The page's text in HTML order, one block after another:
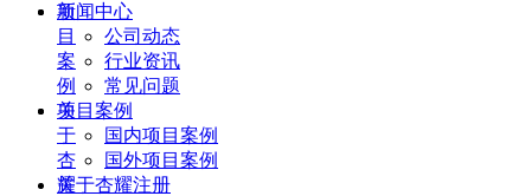
项
目
案
例
关
于
杏
耀
新闻中心
公司动态
行业资讯
常见问题
项目案例
国内项目案例
国外项目案例
关于杏耀注册